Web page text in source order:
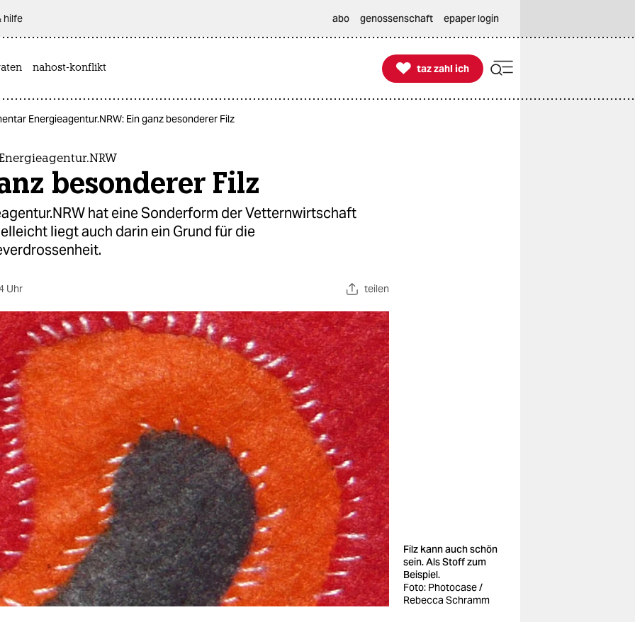
hilfe abo genossenschaft epaper login
nahost-konflikt 
taz zahl ich
taz zahl ich
Energieagentur.NRW: Ein ganz besonderer Filz
besonderer Filz
hat eine Sonderform der Vetternwirtschaft
liegt auch darin ein Grund für die
Uhr teilen
Filz kann auch schön
sein. Als Stoff zum
Beispiel.
Foto: Photocase /
Rebecca Schramm